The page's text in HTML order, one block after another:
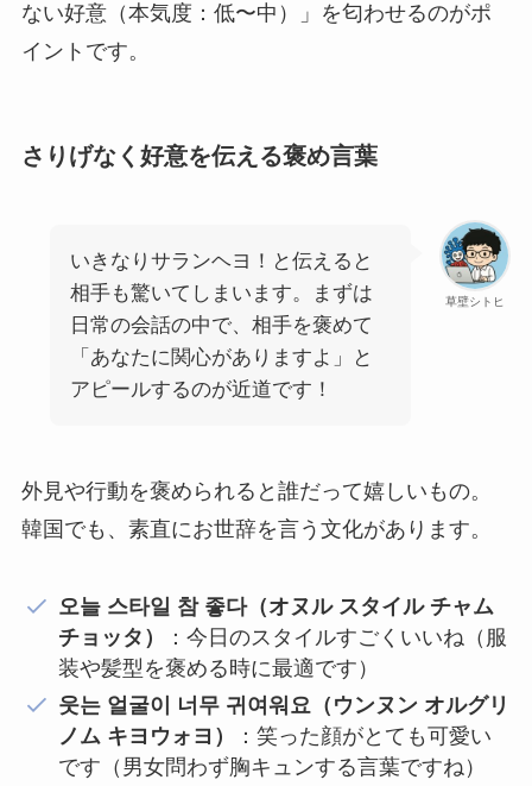
ない好意（本気度：低〜中）」を匂わせるのがポ
イントです。
さりげなく好意を伝える褒め言葉
草壁シトヒ
いきなりサランヘヨ！と伝えると
相手も驚いてしまいます。まずは
日常の会話の中で、相手を褒めて
「あなたに関心がありますよ」と
アピールするのが近道です！
外見や行動を褒められると誰だって嬉しいもの。
韓国でも、素直にお世辞を言う文化があります。
오늘 스타일 참 좋다（オヌル スタイル チャム
チョッタ）
：今日のスタイルすごくいいね（服
装や髪型を褒める時に最適です）
웃는 얼굴이 너무 귀여워요（ウンヌン オルグリ
ノム キヨウォヨ）
：笑った顔がとても可愛い
です（男女問わず胸キュンする言葉ですね）